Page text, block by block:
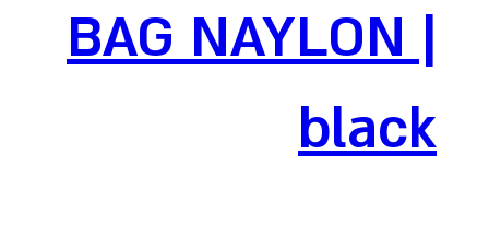
BAG NAYLON |
black